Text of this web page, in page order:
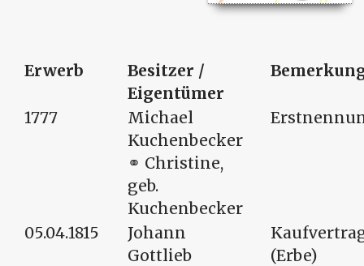
Erwerb
Besitzer /
Eigentümer
1777
Michael
Kuchenbecker
⚭ Christine,
geb.
Kuchenbecker
05.04.1815
Johann
Gottlieb
(Erbe)